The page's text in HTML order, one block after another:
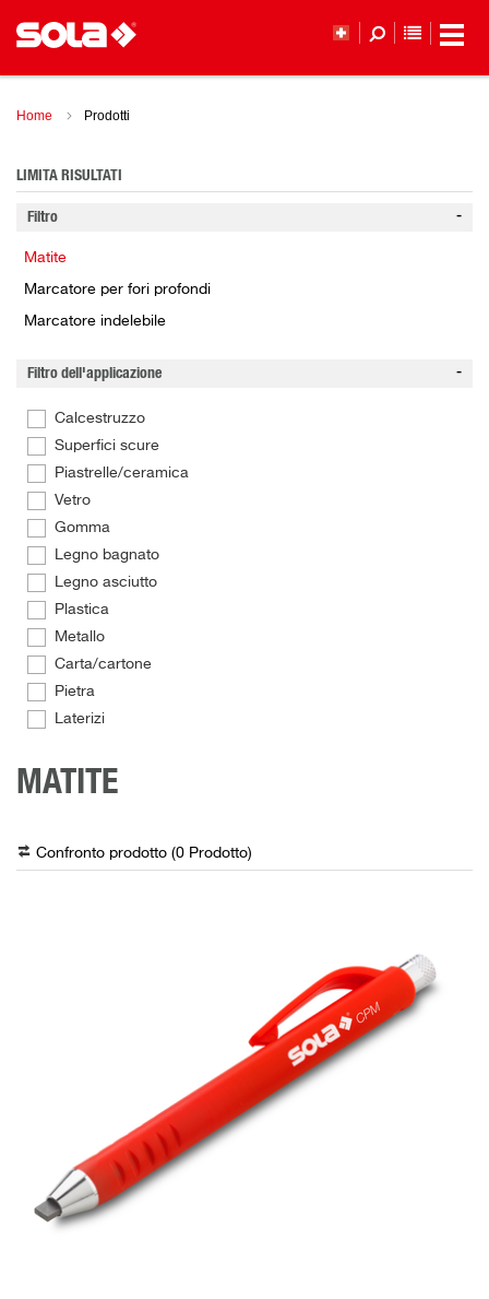
Home Prodotti
LIMITA RISULTATI
Filtro
Matite
Marcatore per fori profondi
Marcatore indelebile
Filtro dell'applicazione
Calcestruzzo
Superfici scure
Piastrelle/ceramica
Vetro
Gomma
Legno bagnato
Legno asciutto
Plastica
Metallo
Carta/cartone
Pietra
Laterizi
MATITE
Confronto prodotto (0 Prodotto)